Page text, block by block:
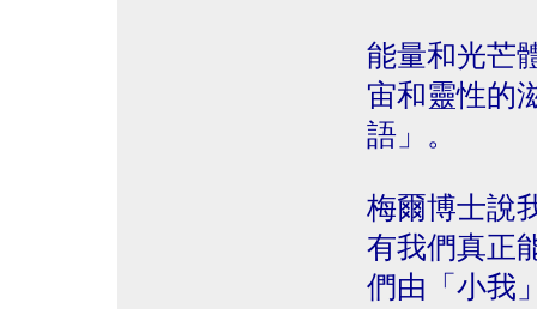
能量和光芒
宙和靈性的
語」。
梅爾博士說
有我們真正
們由「小我